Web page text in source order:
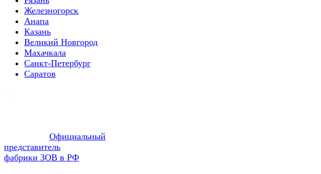
Железногорск
Анапа
Казань
Великий Новгород
Махачкала
Санкт-Петербург
Саратов
Официальный
представитель
фабрики ЗОВ в РФ